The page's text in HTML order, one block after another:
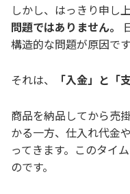
しかし、はっきり申し上
問題ではありません。
構造的な問題が原因です
それは、 「入金」と「
商品を納品してから売
かる一方、仕入れ代金
ってきます。このタイ
のです。